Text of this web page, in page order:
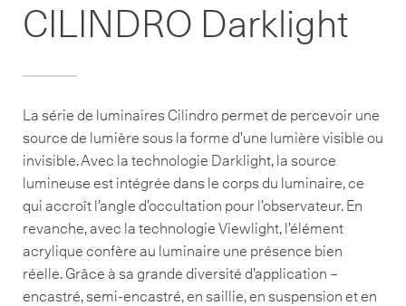
CILINDRO Darklight
La série de luminaires Cilindro permet de percevoir une
source de lumière sous la forme d’une lumière visible ou
invisible. Avec la technologie Darklight, la source
lumineuse est intégrée dans le corps du luminaire, ce
qui accroît l’angle d’occultation pour l’observateur. En
revanche, avec la technologie Viewlight, l’élément
acrylique confère au luminaire une présence bien
réelle. Grâce à sa grande diversité d’application –
encastré, semi-encastré, en saillie, en suspension et en